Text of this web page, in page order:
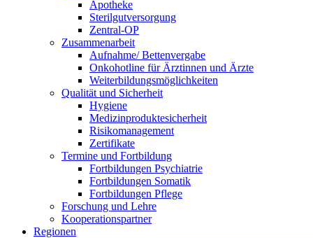
Apotheke
Sterilgutversorgung
Zentral-OP
Zusammenarbeit
Aufnahme/ Bettenvergabe
Onkohotline für Ärztinnen und Ärzte
Weiterbildungsmöglichkeiten
Qualität und Sicherheit
Hygiene
Medizinproduktesicherheit
Risikomanagement
Zertifikate
Termine und Fortbildung
Fortbildungen Psychiatrie
Fortbildungen Somatik
Fortbildungen Pflege
Forschung und Lehre
Kooperationspartner
Regionen